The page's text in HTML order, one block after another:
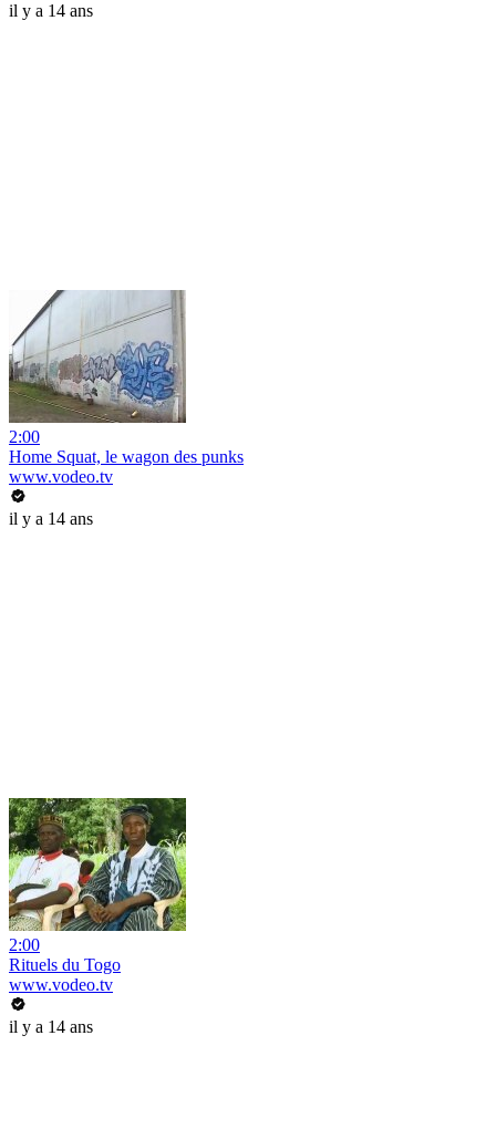
il y a 14 ans
2:00
Home Squat, le wagon des punks
www.vodeo.tv
il y a 14 ans
2:00
Rituels du Togo
www.vodeo.tv
il y a 14 ans